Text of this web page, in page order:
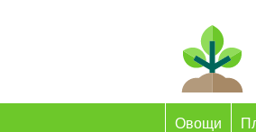
Овощи